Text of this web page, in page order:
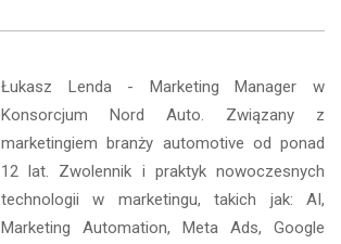
Łukasz Lenda - Marketing Manager w
Konsorcjum Nord Auto. Związany z
marketingiem branży automotive od ponad
12 lat. Zwolennik i praktyk nowoczesnych
technologii w marketingu, takich jak: AI,
Marketing Automation, Meta Ads, Google